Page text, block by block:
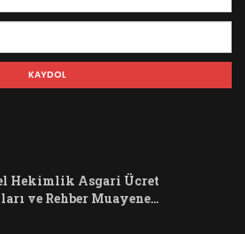
Hekimlik Asgari Ücret
ve Rehber Muayene…